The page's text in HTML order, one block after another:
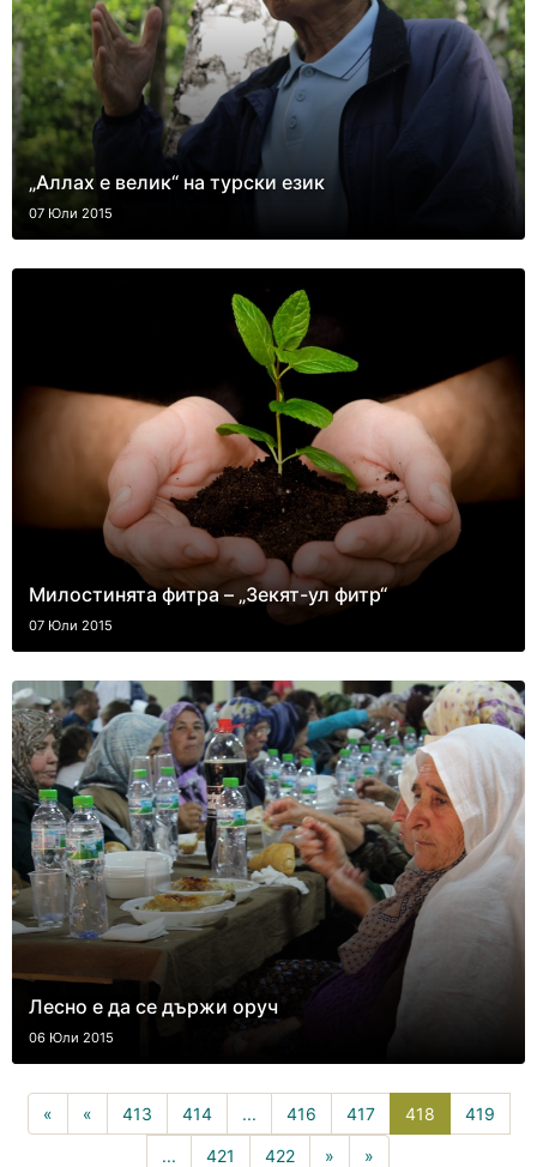
„Аллах е велик“ на турски език
07 Юли 2015
Милостинята фитра – „Зекят-ул фитр“
07 Юли 2015
Лесно е да се държи оруч
06 Юли 2015
« « 413 414 ... 416 417 418418(current)
419
... 421 422 » »